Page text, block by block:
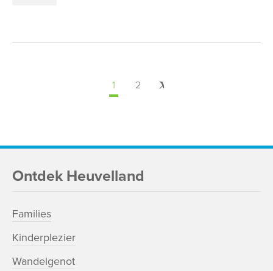
1 2 Volgende
Ontdek Heuvelland
Families
Kinderplezier
Wandelgenot